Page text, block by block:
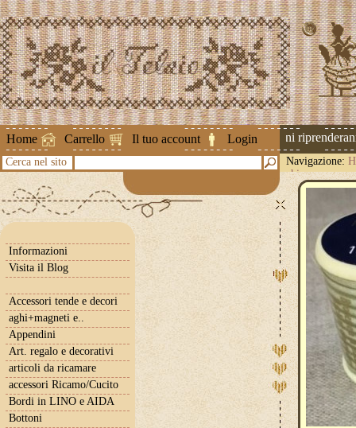
Home Carrello Il tuo account Login
Attenzione ! Le spedizioni
Cerca nel sito Navigazione:
chiaro-scuro
Informazioni
Visita il Blog
Accessori tende e decori
aghi+magneti e..
Appendini
Art. regalo e decorativi
articoli da ricamare
accessori Ricamo/Cucito
Bordi in LINO e AIDA
Bottoni